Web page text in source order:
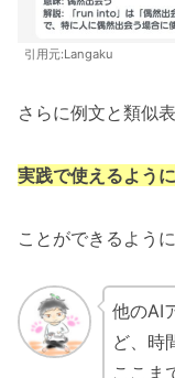
引用元:Langaku
さらに例文と類似
実践で使えるよう
ことができるよう
他のAI
ど、時
ここま